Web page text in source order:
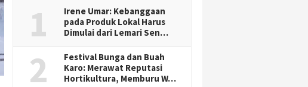
1
Irene Umar: Kebanggaan
pada Produk Lokal Harus
Dimulai dari Lemari Sen…
2
Festival Bunga dan Buah
Karo: Merawat Reputasi
Hortikultura, Memburu W…